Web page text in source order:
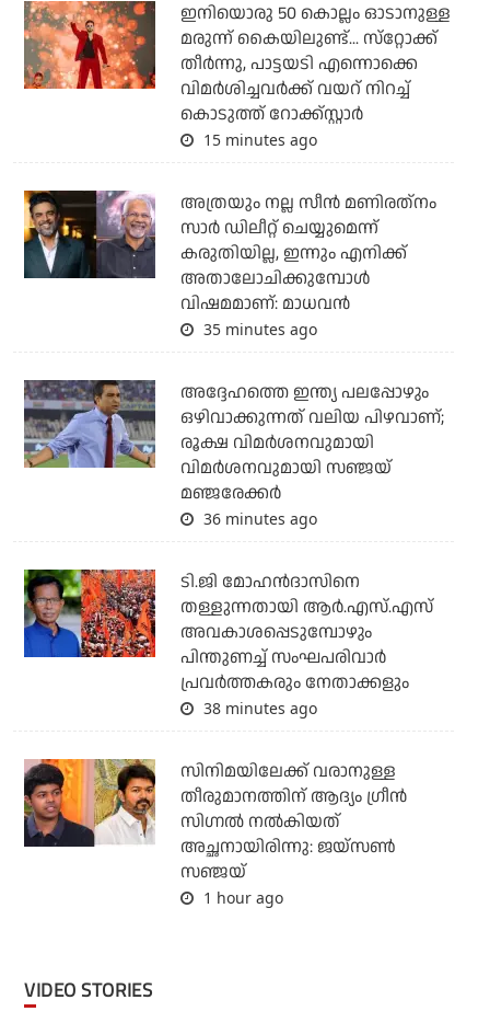
ഇനിയൊരു 50 കൊല്ലം ഓടാനുള്ള
മരുന്ന് കൈയിലുണ്ട്... സ്‌റ്റോക്ക്
തീര്‍ന്നു, പാട്ടയടി എന്നൊക്കെ
വിമര്‍ശിച്ചവര്‍ക്ക് വയറ് നിറച്ച്
കൊടുത്ത് റോക്ക്‌സ്റ്റാര്‍
15 minutes ago
അത്രയും നല്ല സീന്‍ മണിരത്‌നം
സാര്‍ ഡിലീറ്റ് ചെയ്യുമെന്ന്
കരുതിയില്ല, ഇന്നും എനിക്ക്
അതാലോചിക്കുമ്പോള്‍
വിഷമമാണ്: മാധവന്‍
35 minutes ago
അദ്ദേഹത്തെ ഇന്ത്യ പലപ്പോഴും
ഒഴിവാക്കുന്നത് വലിയ പിഴവാണ്;
രൂക്ഷ വിമര്‍ശനവുമായി
വിമര്‍ശനവുമായി സഞ്ജയ്
മഞ്ജരേക്കര്‍
36 minutes ago
ടി.ജി മോഹന്‍ദാസിനെ
തള്ളുന്നതായി ആര്‍.എസ്.എസ്
അവകാശപ്പെടുമ്പോഴും
പിന്തുണച്ച് സംഘപരിവാര്‍
പ്രവര്‍ത്തകരും നേതാക്കളും
38 minutes ago
സിനിമയിലേക്ക് വരാനുള്ള
തീരുമാനത്തിന് ആദ്യം ഗ്രീൻ
സിഗ്നൽ നൽകിയത്
അച്ഛനായിരിന്നു: ജയ്സൺ
സഞ്ജയ്
1 hour ago
VIDEO STORIES